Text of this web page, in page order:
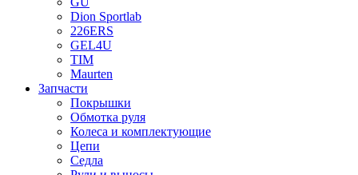
Dion Sportlab
226ERS
GEL4U
TIM
Maurten
Запчасти
Покрышки
Обмотка руля
Колеса и комплектующие
Цепи
Седла